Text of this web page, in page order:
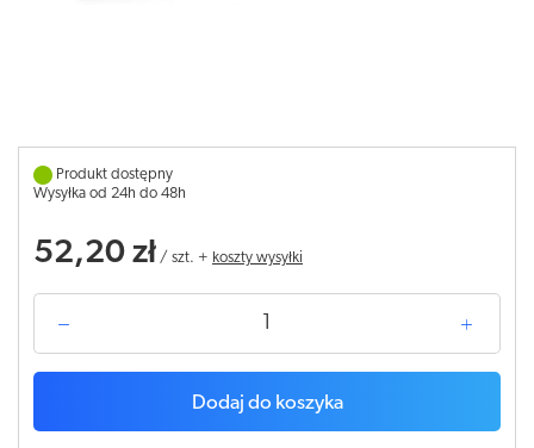
Produkt dostępny
Wysyłka od 24h do 48h
52,20 zł / szt. + koszty wysyłki
Dodaj do koszyka